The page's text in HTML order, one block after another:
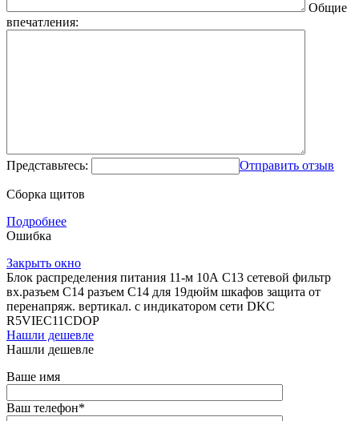
Общие
впечатления:
Представьтесь: Отправить отзыв
Сборка щитов
Подробнее
Ошибка
Закрыть окно
Блок распределения питания 11-м 10А C13 сетевой фильтр
вх.разъем C14 разъем C14 для 19дюйм шкафов защита от
перенапряж. вертикал. с индикатором сети DKC
R5VIEC11CDOP
Нашли дешевле
Нашли дешевле
Ваше имя
Ваш телефон*